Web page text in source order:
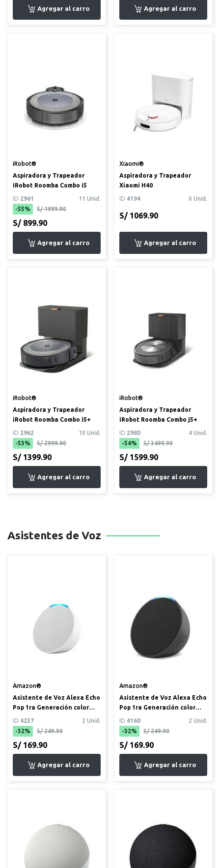
iRobot®
Aspiradora y Trapeador
iRobot Roomba Combo i5
ID 2961
11 Unid.
-55%
S/ 1999.90
S/ 899.90
Xiaomi®
Aspiradora y Trapeador
Xiaomi H40
ID 4194 6 Unid.
S/ 1069.90
iRobot®
Aspiradora y Trapeador
iRobot Roomba Combo i5+
ID 2962
10 Unid.
-53%
S/ 2999.90
S/ 1399.90
iRobot®
Aspiradora y Trapeador
iRobot Roomba Combo j5+
ID 2980
4 Unid.
-54%
S/ 3499.90
S/ 1599.90
Asistentes de Voz
Amazon®
Asistente de Voz Alexa Echo
Pop 1ra Generación color
blanco
ID 4237
2 Unid.
-32%
S/ 249.90
S/ 169.90
Amazon®
Asistente de Voz Alexa Echo
Pop 1ra Generación color
negro
ID 4160
2 Unid.
-32%
S/ 249.90
S/ 169.90